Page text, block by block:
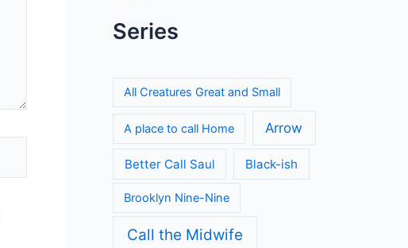
Series
All Creatures Great and Small
A place to call Home Arrow
Better Call Saul Black-ish
Brooklyn Nine-Nine
Call the Midwife